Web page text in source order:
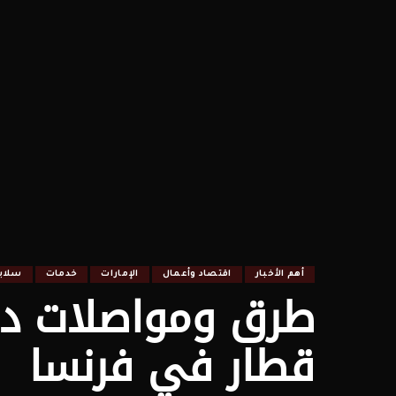
أهم الأخبار اقتصاد وأعمال الإمارات خدمات
قطار في فرنسا